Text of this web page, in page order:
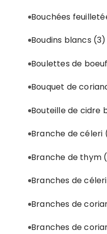
Bouchées
Boudins blancs (3)
Boulettes de boeuf
Bouquet de
Bouteille de cidre
Branche de céleri
Branche de thym
Branches de céleri
Branches de
Branches de